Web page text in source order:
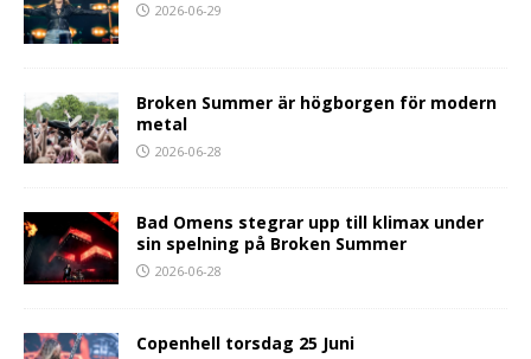
2026-06-29
Broken Summer är högborgen för modern
metal
2026-06-28
Bad Omens stegrar upp till klimax under
sin spelning på Broken Summer
2026-06-28
Copenhell torsdag 25 Juni